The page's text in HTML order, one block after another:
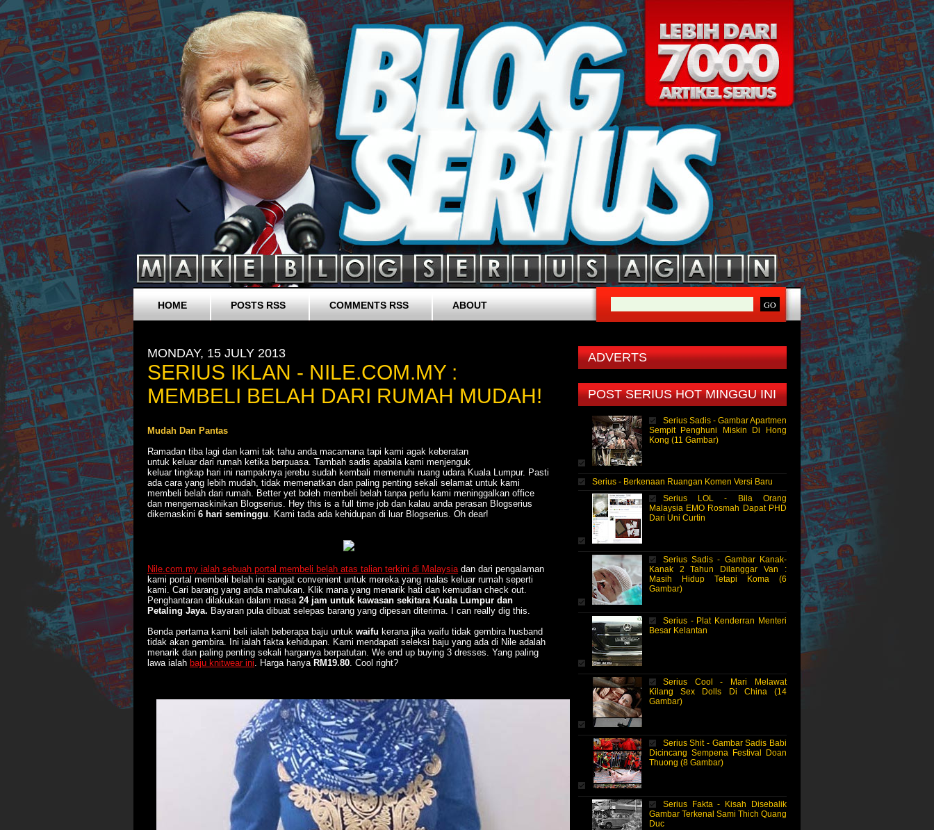
HOME POSTS RSS COMMENTS RSS ABOUT
MONDAY, 15 JULY 2013
SERIUS IKLAN - NILE.COM.MY :
MEMBELI BELAH DARI RUMAH MUDAH!
Mudah Dan Pantas
Ramadan tiba lagi dan kami tak tahu anda macamana tapi kami agak keberatan
untuk keluar dari rumah ketika berpuasa. Tambah sadis apabila kami menjenguk
keluar tingkap hari ini nampaknya jerebu sudah kembali memenuhi ruang udara Kuala Lumpur. Pasti
ada cara yang lebih mudah, tidak memenatkan dan paling penting sekali selamat untuk kami
membeli belah dari rumah. Better yet boleh membeli belah tanpa perlu kami meninggalkan office
dan mengemaskinikan Blogserius. Hey this is a full time job dan kalau anda perasan Blogserius
dikemaskini 6 hari seminggu. Kami tada ada kehidupan di luar Blogserius. Oh dear!
Nile.com.my ialah sebuah portal membeli belah atas talian terkini di Malaysiadan dari pengalaman
kami portal membeli belah ini sangat convenient untuk mereka yang malas keluar rumah seperti
kami. Cari barang yang anda mahukan. Klik mana yang menarik hati dan kemudian check out.
Penghantaran dilakukan dalam masa 24 jam untuk kawasan sekitara Kuala Lumpur dan
Petaling Jaya. Bayaran pula dibuat selepas barang yang dipesan diterima. I can really dig this.
Benda pertama kami beli ialah beberapa baju untuk waifu kerana jika waifu tidak gembira husband
tidak akan gembira. Ini ialah fakta kehidupan. Kami mendapati seleksi baju yang ada di Nile adalah
menarik dan paling penting sekali harganya berpatutan. We end up buying 3 dresses. Yang paling
lawa ialah baju knitwear ini. Harga hanya RM19.80. Cool right?
ADVERTS
POST SERIUS HOT MINGGU INI
Serius Sadis - Gambar Apartmen
Sempit Penghuni Miskin Di Hong
Kong (11 Gambar)
Serius - Berkenaan Ruangan Komen Versi Baru
Serius LOL - Bila Orang
Malaysia EMO Rosmah Dapat PHD
Dari Uni Curtin
Serius Sadis - Gambar Kanak-
Kanak 2 Tahun Dilanggar Van :
Masih Hidup Tetapi Koma (6
Gambar)
Serius - Plat Kenderran Menteri
Besar Kelantan
Serius Cool - Mari Melawat
Kilang Sex Dolls Di China (14
Gambar)
Serius Shit - Gambar Sadis Babi
Dicincang Sempena Festival Doan
Thuong (8 Gambar)
Serius Fakta - Kisah Disebalik
Gambar Terkenal Sami Thich Quang
Duc